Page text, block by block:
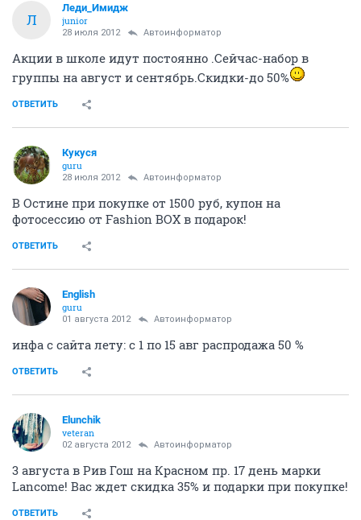
Л
Леди_Имидж
junior
28 июля 2012 Автоинформатор
Акции в школе идут постоянно .Сейчас-набор в
группы на август и сентябрь.Скидки-до 50%
ОТВЕТИТЬ
Кукуся
guru
28 июля 2012 Автоинформатор
В Остине при покупке от 1500 руб, купон на
фотосессию от Fashion BOX в подарок!
ОТВЕТИТЬ
English
guru
01 августа 2012 Автоинформатор
инфа с сайта лету: с 1 по 15 авг распродажа 50 %
ОТВЕТИТЬ
Elunchik
veteran
02 августа 2012 Автоинформатор
3 августа в Рив Гош на Красном пр. 17 день марки
Lancome! Вас ждет скидка 35% и подарки при покупке!
ОТВЕТИТЬ